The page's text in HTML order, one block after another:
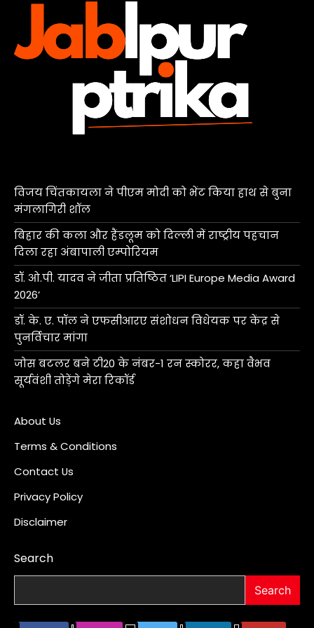
विजय चिंतकायला ने पीएम मोदी को भेंट किया हाथ से बुना
मंगलागिरी शॉल
बिहार की कला और हैंडलूम को दिल्ली में राष्ट्रीय पहचान
दिला रहा अंबापाली एम्पोरियम
डॉ. ओ.पी. यादव ने जीता प्रतिष्ठित ‘LIPI Europe Media Award
2026’
डॉ. के. ए. पॉल ने एफसीआरए संशोधन विधेयक पर केंद्र से
पुनर्विचार मांगा
जोस बटलर बने टी20 के नंबर-1 रन स्कोरर, कहा वैभव
सूर्यवंशी तोड़ेंगे मेरा रिकॉर्ड
About Us
Terms & Conditions
Contact Us
Privacy Policy
Disclaimer
Search
Search